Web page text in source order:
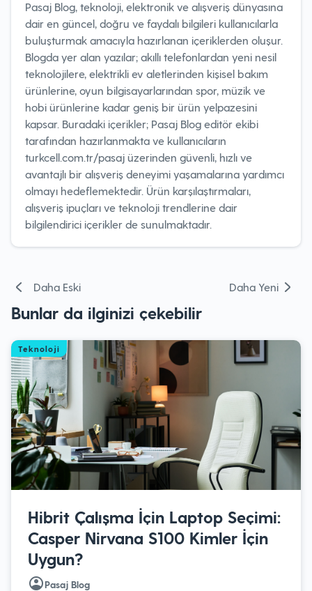
Pasaj Blog, teknoloji, elektronik ve alışveriş dünyasına
dair en güncel, doğru ve faydalı bilgileri kullanıcılarla
buluşturmak amacıyla hazırlanan içeriklerden oluşur.
Blogda yer alan yazılar; akıllı telefonlardan yeni nesil
teknolojilere, elektrikli ev aletlerinden kişisel bakım
ürünlerine, oyun bilgisayarlarından spor, müzik ve
hobi ürünlerine kadar geniş bir ürün yelpazesini
kapsar. Buradaki içerikler; Pasaj Blog editör ekibi
tarafından hazırlanmakta ve kullanıcıların
turkcell.com.tr/pasaj üzerinden güvenli, hızlı ve
avantajlı bir alışveriş deneyimi yaşamalarına yardımcı
olmayı hedeflemektedir. Ürün karşılaştırmaları,
alışveriş ipuçları ve teknoloji trendlerine dair
bilgilendirici içerikler de sunulmaktadır.
Yazı
Daha Eski Daha Yeni
Bunlar da ilginizi çekebilir
Teknoloji
Hibrit Çalışma İçin Laptop Seçimi:
Casper Nirvana S100 Kimler İçin
Uygun?
Pasaj Blog